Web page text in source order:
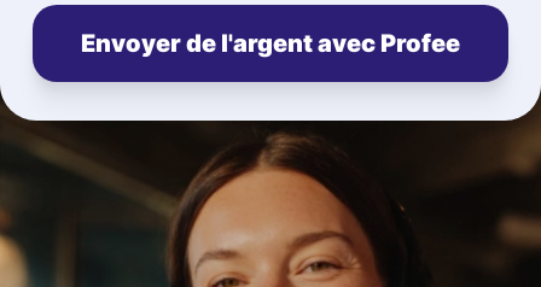
Envoyer de l'argent avec Profee